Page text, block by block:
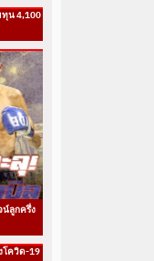
น 4,100
น์ลูกครึ่ง
โควิด-19